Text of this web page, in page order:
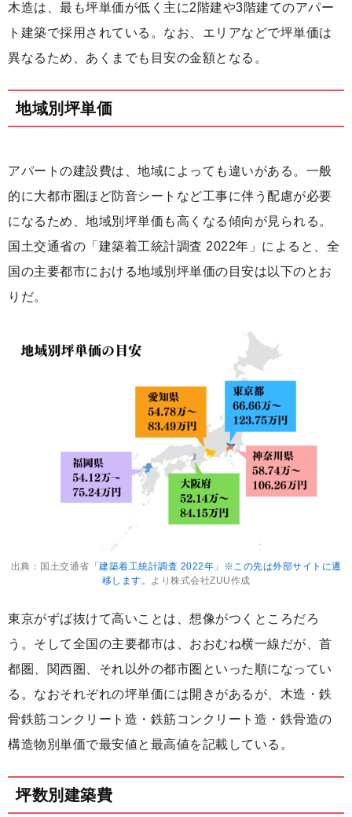
木造は、最も坪単価が低く主に2階建や3階建てのアパー
ト建築で採用されている。なお、エリアなどで坪単価は
異なるため、あくまでも目安の金額となる。
地域別坪単価
アパートの建設費は、地域によっても違いがある。一般
的に大都市圏ほど防音シートなど工事に伴う配慮が必要
になるため、地域別坪単価も高くなる傾向が見られる。
国土交通省の「建築着工統計調査 2022年」によると、全
国の主要都市における地域別坪単価の目安は以下のとお
りだ。
出典：国土交通省 「建築着工統計調査 2022年」※この先は外部サイトに遷
移します。
より株式会社ZUU作成
東京がずば抜けて高いことは、想像がつくところだろ
う。そして全国の主要都市は、おおむね横一線だが、首
都圏、関西圏、それ以外の都市圏といった順になってい
る。なおそれぞれの坪単価には開きがあるが、木造・鉄
骨鉄筋コンクリート造・鉄筋コンクリート造・鉄骨造の
構造物別単価で最安値と最高値を記載している。
坪数別建築費